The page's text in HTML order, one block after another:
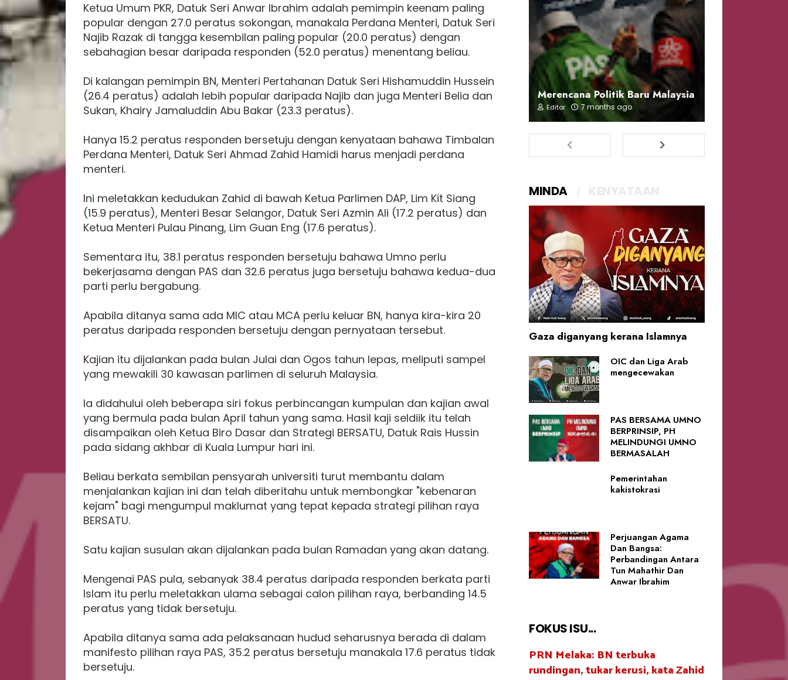
Ketua Umum PKR, Datuk Seri Anwar Ibrahim adalah pemimpin keenam paling
popular dengan 27.0 peratus sokongan, manakala Perdana Menteri, Datuk Seri
Najib Razak di tangga kesembilan paling popular (20.0 peratus) dengan
sebahagian besar daripada responden (52.0 peratus) menentang beliau.
Di kalangan pemimpin BN, Menteri Pertahanan Datuk Seri Hishamuddin Hussein
(26.4 peratus) adalah lebih popular daripada Najib dan juga Menteri Belia dan
Sukan, Khairy Jamaluddin Abu Bakar (23.3 peratus).
Hanya 15.2 peratus responden bersetuju dengan kenyataan bahawa Timbalan
Perdana Menteri, Datuk Seri Ahmad Zahid Hamidi harus menjadi perdana
menteri.
Ini meletakkan kedudukan Zahid di bawah Ketua Parlimen DAP, Lim Kit Siang
(15.9 peratus), Menteri Besar Selangor, Datuk Seri Azmin Ali (17.2 peratus) dan
Ketua Menteri Pulau Pinang, Lim Guan Eng (17.6 peratus).
Sementara itu, 38.1 peratus responden bersetuju bahawa Umno perlu
bekerjasama dengan PAS dan 32.6 peratus juga bersetuju bahawa kedua-dua
parti perlu bergabung.
Apabila ditanya sama ada MIC atau MCA perlu keluar BN, hanya kira-kira 20
peratus daripada responden bersetuju dengan pernyataan tersebut.
Kajian itu dijalankan pada bulan Julai dan Ogos tahun lepas, meliputi sampel
yang mewakili 30 kawasan parlimen di seluruh Malaysia.
Ia didahului oleh beberapa siri fokus perbincangan kumpulan dan kajian awal
yang bermula pada bulan April tahun yang sama. Hasil kaji seldiik itu telah
disampaikan oleh Ketua Biro Dasar dan Strategi BERSATU, Datuk Rais Hussin
pada sidang akhbar di Kuala Lumpur hari ini.
Beliau berkata sembilan pensyarah universiti turut membantu dalam
menjalankan kajian ini dan telah diberitahu untuk membongkar "kebenaran
kejam" bagi mengumpul maklumat yang tepat kepada strategi pilihan raya
BERSATU.
Satu kajian susulan akan dijalankan pada bulan Ramadan yang akan datang.
Mengenai PAS pula, sebanyak 38.4 peratus daripada responden berkata parti
Islam itu perlu meletakkan ulama sebagai calon pilihan raya, berbanding 14.5
peratus yang tidak bersetuju.
Apabila ditanya sama ada pelaksanaan hudud seharusnya berada di dalam
manifesto pilihan raya PAS, 35.2 peratus bersetuju manakala 17.6 peratus tidak
bersetuju.
Merencana Politik Baru Malaysia
Editor 7 months ago
MINDA
Gaza diganyang kerana Islamnya
OIC dan Liga Arab
mengecewakan
PAS BERSAMA UMNO
BERPRINSIP, PH
MELINDUNGI UMNO
BERMASALAH
Pemerintahan
kakistokrasi
Perjuangan Agama
Dan Bangsa:
Perbandingan Antara
Tun Mahathir Dan
Anwar Ibrahim
FOKUS ISU...
PRN Melaka: BN terbuka
rundingan, tukar kerusi, kata Zahid